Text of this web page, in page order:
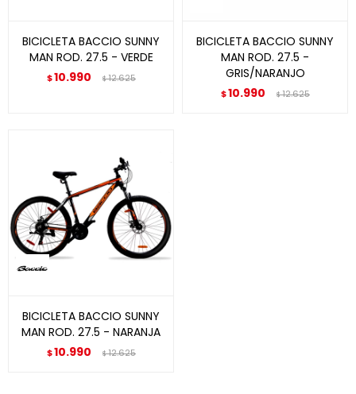
BICICLETA BACCIO SUNNY
MAN ROD. 27.5 - VERDE
$10.990 $12.625
BICICLETA BACCIO SUNNY
MAN ROD. 27.5 -
GRIS/NARANJO
$10.990 $12.625
BICICLETA BACCIO SUNNY
MAN ROD. 27.5 - NARANJA
$10.990 $12.625